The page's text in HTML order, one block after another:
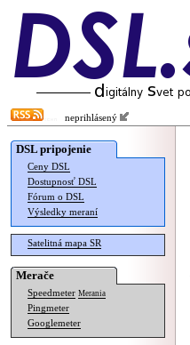
neprihlásený
DSL pripojenie
Ceny DSL
Dostupnosť DSL
Fórum o DSL
Výsledky meraní
Satelitná mapa SR
Merače
Speedmeter Merania
Pingmeter
Googlemeter